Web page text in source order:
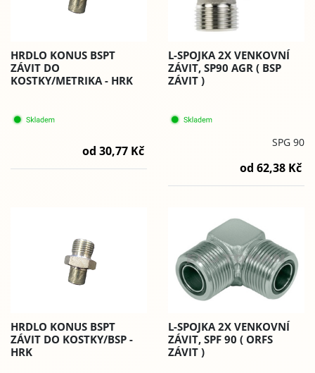
HRDLO KONUS BSPT
ZÁVIT DO
KOSTKY/METRIKA - HRK
od 30,77 Kč
L-SPOJKA 2X VENKOVNÍ
ZÁVIT, SP90 AGR ( BSP
ZÁVIT )
SPG 90
od 62,38 Kč
HRDLO KONUS BSPT
ZÁVIT DO KOSTKY/BSP -
HRK
L-SPOJKA 2X VENKOVNÍ
ZÁVIT, SPF 90 ( ORFS
ZÁVIT )